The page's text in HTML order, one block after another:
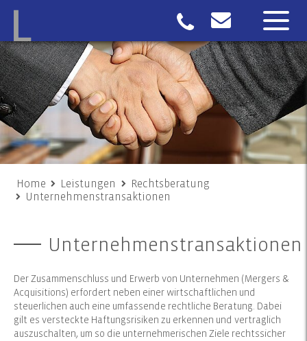
Home Leistungen
Rechtsberatung
Unternehmenstransaktionen
Unternehmenstransaktionen
Der Zusammenschluss und Erwerb von Unternehmen (Mergers &
Acquisitions) erfordert neben einer wirtschaftlichen und
steuerlichen auch eine umfassende rechtliche Beratung. Dabei
gilt es versteckte Haftungsrisiken zu erkennen und vertraglich
auszuschalten, um so die unternehmerischen Ziele rechtssicher